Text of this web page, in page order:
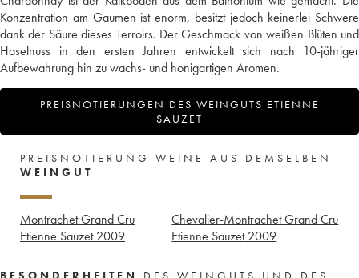
Konzentration am Gaumen ist enorm, besitzt jedoch keinerlei Schwere
dank der Säure dieses Terroirs. Der Geschmack von weißen Blüten und
Haselnuss in den ersten Jahren entwickelt sich nach 10-jähriger
Aufbewahrung hin zu wachs- und honigartigen Aromen.
PREISNOTIERUNGEN DES WEINGUTS ETIENNE
SAUZET
PREISNOTIERUNG WEINE AUS DEMSELBEN
WEINGUT
Montrachet Grand Cru
Etienne Sauzet 2009
Chevalier-Montrachet Grand Cru
Etienne Sauzet 2009